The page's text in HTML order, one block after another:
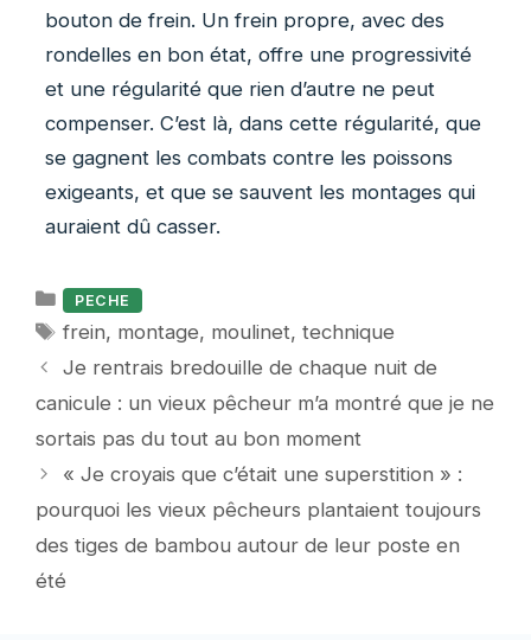
bouton de frein. Un frein propre, avec des
rondelles en bon état, offre une progressivité
et une régularité que rien d’autre ne peut
compenser. C’est là, dans cette régularité, que
se gagnent les combats contre les poissons
exigeants, et que se sauvent les montages qui
auraient dû casser.
Catégories
PECHE
Étiquettes
frein, montage, moulinet,technique
Je rentrais bredouille de chaque nuit de
canicule : un vieux pêcheur m’a montré que je ne
sortais pas du tout au bon moment
« Je croyais que c’était une superstition » :
pourquoi les vieux pêcheurs plantaient toujours
des tiges de bambou autour de leur poste en
été